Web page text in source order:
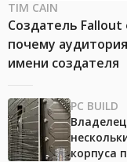
TIM CAIN
Создатель
почему
имени создателя
PC BUILD
корпуса